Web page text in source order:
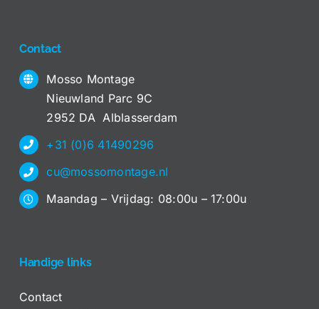
Contact
Mosso Montage
Nieuwland Parc 9C
2952 DA Alblasserdam
+31 (0)6 41490296
cu@mossomontage.nl
Maandag – Vrijdag: 08:00u – 17:00u
Handige links
Contact